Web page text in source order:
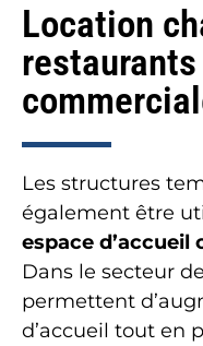
Location
Les structures
également être
espace
Dans le secteur
permettent
d’accueil tout en